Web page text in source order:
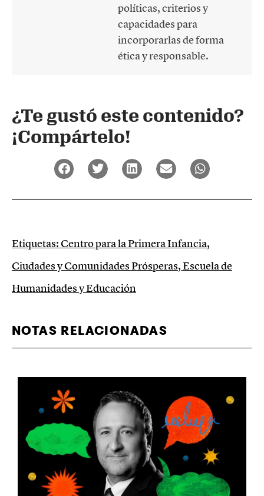
políticas, criterios y
capacidades para
incorporarlas de forma
ética y responsable.
¿Te gustó este contenido?
¡Compártelo!
Etiquetas:Centro para la Primera Infancia,
Ciudades y Comunidades Prósperas,Escuela de
Humanidades y Educación
NOTAS RELACIONADAS